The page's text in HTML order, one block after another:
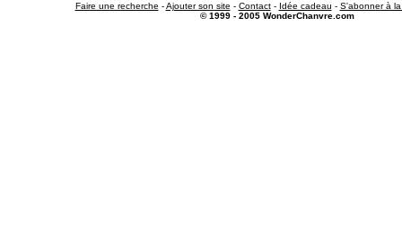
Faire une recherche -Ajouter son site - Contact- Idée cadeau - S'abonner à
© 1999 - 2005 WonderChanvre.com